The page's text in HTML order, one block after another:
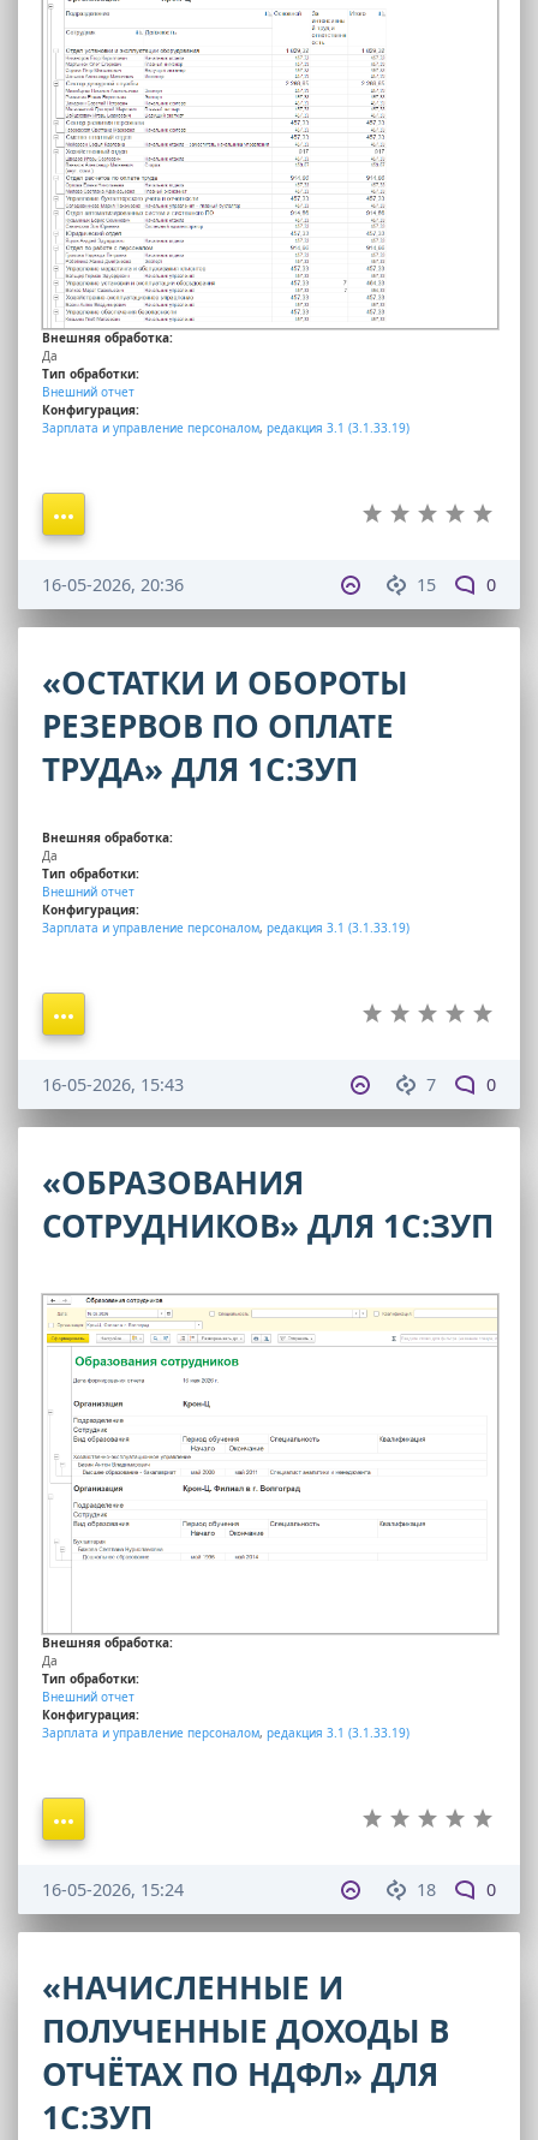
Внешняя обработка:
Да
Тип обработки:
Внешний отчет
Конфигурация:
Зарплата и управление персоналом, редакция 3.1 (3.1.33.19)
15 0
16-05-2026, 20:36
«ОСТАТКИ И ОБОРОТЫ
РЕЗЕРВОВ ПО ОПЛАТЕ
ТРУДА» ДЛЯ 1С:ЗУП
Внешняя обработка:
Да
Тип обработки:
Внешний отчет
Конфигурация:
Зарплата и управление персоналом, редакция 3.1 (3.1.33.19)
7 0
16-05-2026, 15:43
«ОБРАЗОВАНИЯ
СОТРУДНИКОВ» ДЛЯ 1С:ЗУП
Внешняя обработка:
Да
Тип обработки:
Внешний отчет
Конфигурация:
Зарплата и управление персоналом, редакция 3.1 (3.1.33.19)
18 0
16-05-2026, 15:24
«НАЧИСЛЕННЫЕ И
ПОЛУЧЕННЫЕ ДОХОДЫ В
ОТЧЁТАХ ПО НДФЛ» ДЛЯ
1С:ЗУП